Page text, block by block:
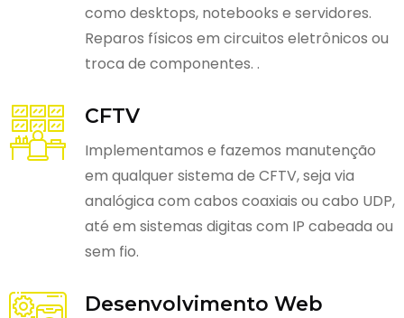
como desktops, notebooks e servidores.
Reparos físicos em circuitos eletrônicos ou
troca de componentes. .
CFTV
Implementamos e fazemos manutenção
em qualquer sistema de CFTV, seja via
analógica com cabos coaxiais ou cabo UDP,
até em sistemas digitas com IP cabeada ou
sem fio.
Desenvolvimento Web